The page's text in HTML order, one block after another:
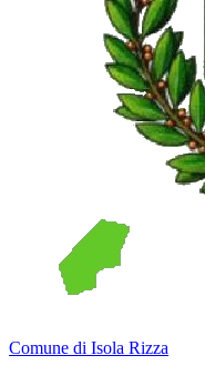
Comune di Isola Rizza